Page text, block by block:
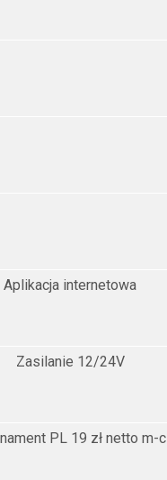
Aplikacja internetowa
Zasilanie 12/24V
PL 19 zł netto m-c